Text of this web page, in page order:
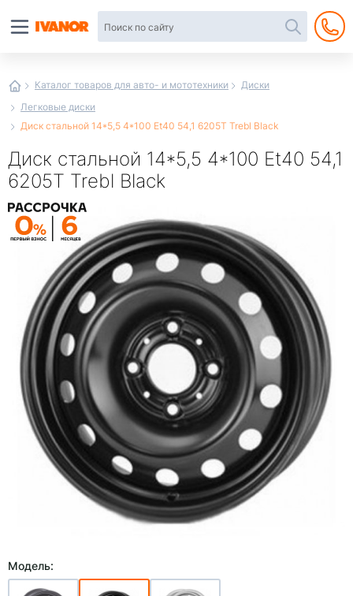
Каталог товаров для авто- и мототехники
Диски
Легковые диски
Диск стальной 14*5,5 4*100 Et40 54,1 6205T Trebl Black
Диск стальной 14*5,5 4*100 Et40 54,1
6205T Trebl Black
Модель:
интернет-